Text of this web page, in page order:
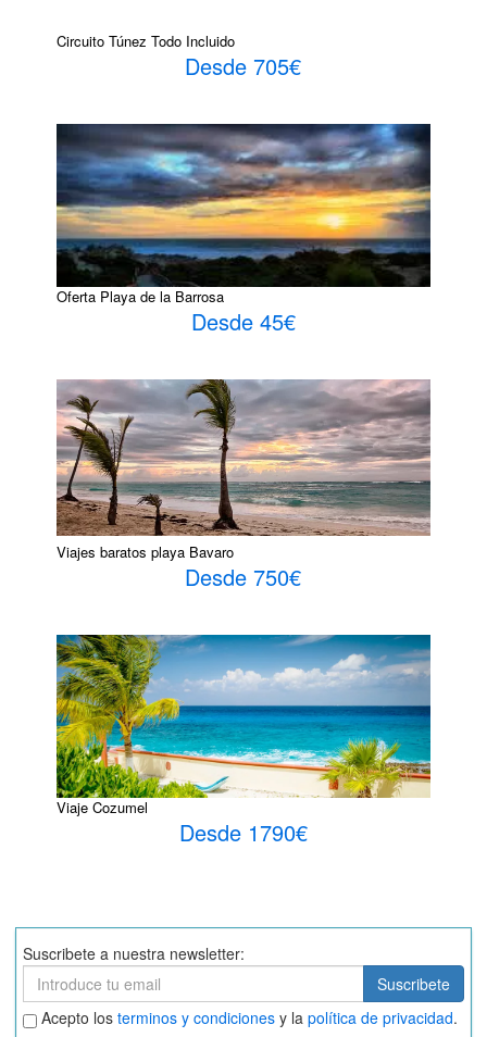
Circuito Túnez Todo Incluido
Desde 705€
Oferta Playa de la Barrosa
Desde 45€
Viajes baratos playa Bavaro
Desde 750€
Viaje Cozumel
Desde 1790€
Suscribete a nuestra newsletter:
Suscribete
Suscribete
Aceptar
Acepto los terminos y condiciones y la política de privacidad.